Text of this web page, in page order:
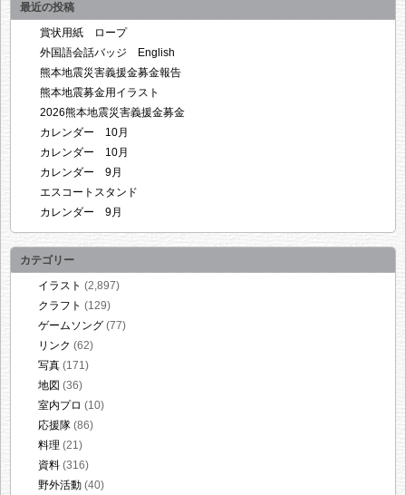
最近の投稿
賞状用紙 ロープ
外国語会話バッジ English
熊本地震災害義援金募金報告
熊本地震募金用イラスト
2026熊本地震災害義援金募金
カレンダー 10月
カレンダー 10月
カレンダー 9月
エスコートスタンド
カレンダー 9月
カテゴリー
イラスト (2,897)
クラフト (129)
ゲームソング (77)
リンク (62)
写真 (171)
地図 (36)
室内プロ (10)
応援隊 (86)
料理 (21)
資料 (316)
野外活動 (40)